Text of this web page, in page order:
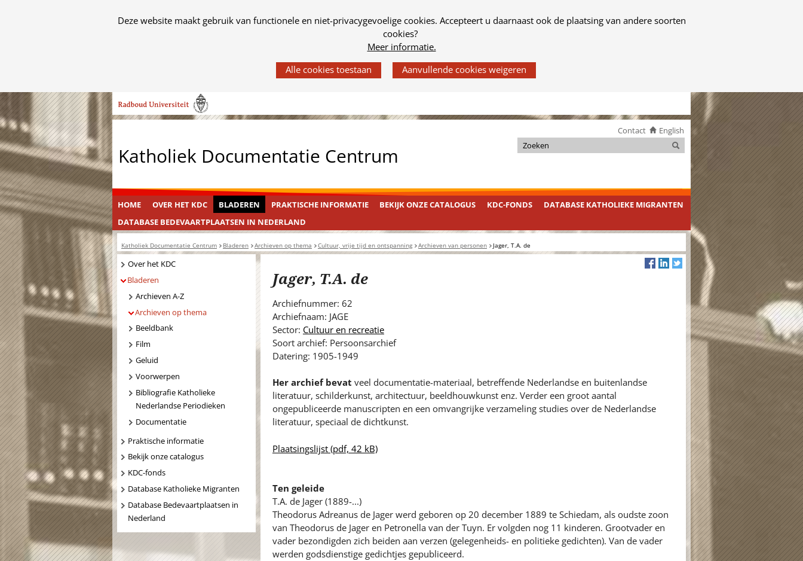
Cookies
Deze website maakt gebruik van functionele en niet-privacygevoelige cookies. Accepteert u daarnaast ook de plaatsing van andere soorten
cookies?
Meer informatie.
gebruik
van
op
deze
worden
toegestaan
geweigerd.
Ga
naar
de
inhoud
Katholiek Documentatie Centrum
Contact English
k
i
d
e
Zoeken
Zoeken
HOME OVER HET KDC BLADEREN PRAKTISCHE INFORMATIE BEKIJK ONZE CATALOGUS KDC-FONDS
DATABASE KATHOLIEKE MIGRANTEN
DATABASE BEDEVAARTPLAATSEN IN NEDERLAND
Katholiek Documentatie Centrum Bladeren Archieven op thema Cultuur, vrije tijd en ontspanning Archieven van personen Jager, T.A. de
Jager, T.A. de
Archiefnummer: 62
Archiefnaam: JAGE
Sector: Cultuur en recreatie
Soort archief: Persoonsarchief
Datering: 1905-1949
Her archief bevat veel documentatie-materiaal, betreffende Nederlandse en buitenlandse
literatuur, schilderkunst, architectuur, beeldhouwkunst enz. Verder een groot aantal
ongepubliceerde manuscripten en een omvangrijke verzameling studies over de Nederlandse
literatuur, speciaal de dichtkunst.
Plaatsingslijst(pdf, 42 kB)
Ten geleide
T.A. de Jager (1889-...)
Theodorus Adreanus de Jager werd geboren op 20 december 1889 te Schiedam, als oudste zoon
van Theodorus de Jager en Petronella van der Tuyn. Er volgden nog 11 kinderen. Grootvader en
vader bezondigden zich beiden aan verzen (gelegenheids- en politieke gedichten). Van de vader
werden godsdienstige gedichtjes gepubliceerd.
Navigatie
Over het KDC
Bladeren
Archieven A-Z
Archieven op thema
Beeldbank
Film
Geluid
Voorwerpen
Bibliografie Katholieke
Nederlandse Periodieken
Documentatie
Praktische informatie
Bekijk onze catalogus
KDC-fonds
Database Katholieke Migranten
Database Bedevaartplaatsen in
Nederland